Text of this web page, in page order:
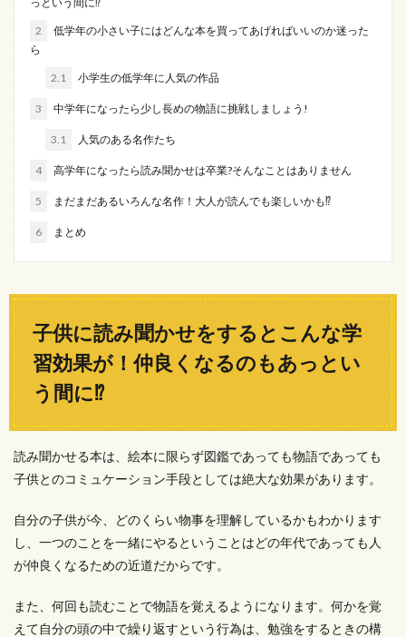
2
低学年の小さい子にはどんな本を買ってあげればいいのか迷った
ら
2.1 小学生の低学年に人気の作品
3 中学年になったら少し長めの物語に挑戦しましょう!
3.1 人気のある名作たち
4 高学年になったら読み聞かせは卒業?そんなことはありません
5 まだまだあるいろんな名作！大人が読んでも楽しいかも⁉
6 まとめ
子供に読み聞かせをするとこんな学
習効果が！仲良くなるのもあっとい
う間に⁉
読み聞かせる本は、絵本に限らず図鑑であっても物語であっても
子供とのコミュケーション手段としては絶大な効果があります。
自分の子供が今、どのくらい物事を理解しているかもわかります
し、一つのことを一緒にやるということはどの年代であっても人
が仲良くなるための近道だからです。
また、何回も読むことで物語を覚えるようになります。何かを覚
えて自分の頭の中で繰り返すという行為は、勉強をするときの構